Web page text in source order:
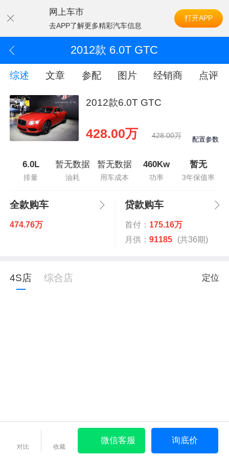
网上车市
去APP了解更多精彩汽车信息
打开APP
2012款 6.0T GTC
综述 文章 参配 图片 经销商 点评
2012款6.0T GTC
428.00万 428.00万 配置参数
6.0L
排量
暂无数据
油耗
暂无数据
用车成本
460Kw
功率
暂无
3年保值率
全款购车
474.76万
贷款购车
首付： 175.16万
月供： 91185 (共36期)
4S店 综合店 定位
对比 收藏
微信客服 询底价